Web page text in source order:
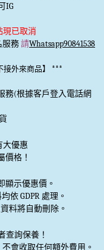
IG
現已取消
服務請Whatsapp90841538
外來商品】 ***
務(根據客戶登入電話網
大優惠
格！
顯示優惠價。
依 GDPR 處理。
料將自動刪除。
查詢保養！
會收取任何額外費用。